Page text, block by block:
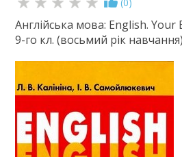
5 клас
6 клас
9 клас
Алгебра
Англійська мова
Біологія
Всесвітня історія
Англійська мова: English. Your
9-го кл. (восьмий рік навчання)